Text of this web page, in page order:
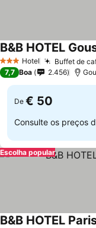
3 EstrelasHotel Buffet de
B&B HOTEL
7,7 Boa 2.456
De € 50
Consulte os preços
Escolha popular
B&B HOTEL